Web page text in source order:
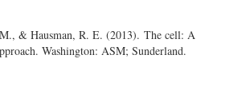
& Hausman, R. E. (2013). The cell: A
Washington: ASM; Sunderland.